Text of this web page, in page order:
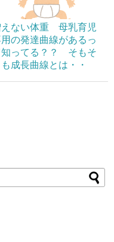
えない体重 母乳育児
の発達曲線があるっ
知ってる？？ そもそ
も成長曲線とは・・